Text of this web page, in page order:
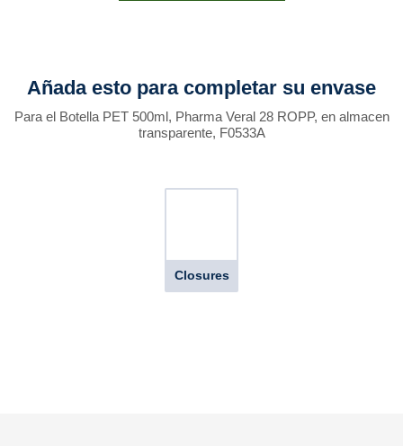
Añada esto para completar su envase
Para el Botella PET 500ml, Pharma Veral 28 ROPP, en almacen
transparente, F0533A
Closures